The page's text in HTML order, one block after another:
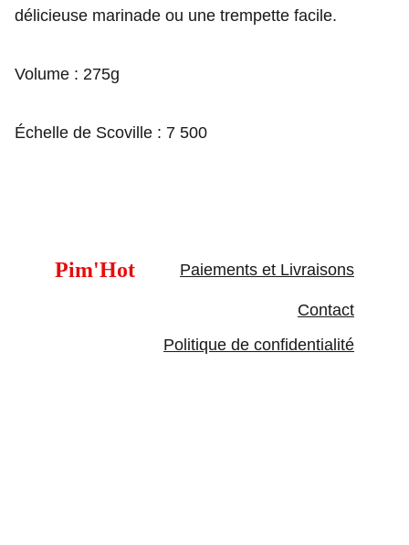
délicieuse marinade ou une trempette facile.
Volume : 275g
Échelle de Scoville : 7 500
Pim'Hot Paiements et Livraisons
Contact
Politique de confidentialité